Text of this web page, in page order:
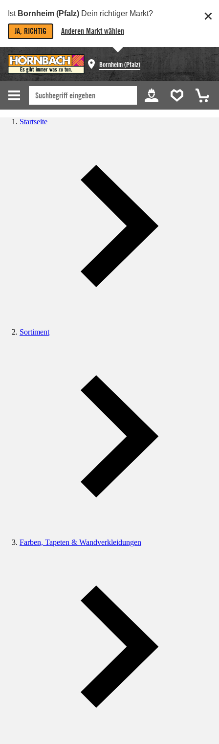
Ist Bornheim (Pfalz) Dein richtiger Markt?
JA, RICHTIG Anderen Markt wählen
Bornheim (Pfalz)
Startseite
Sortiment
Farben, Tapeten & Wandverkleidungen